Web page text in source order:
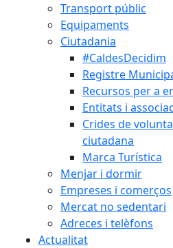
Transport públic
Equipaments
Ciutadania
#CaldesDecidim
Registre
Recursos per a
Entitats i
Crides de
ciutadana
Marca Turística
Menjar i dormir
Empreses i comerços
Mercat no sedentari
Adreces i telèfons
Actualitat